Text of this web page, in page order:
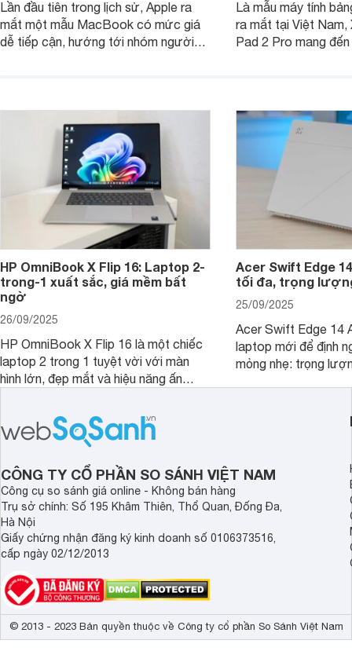
Lần đầu tiên trong lịch sử, Apple ra
mắt một mẫu MacBook có mức giá
dễ tiếp cận, hướng tới nhóm người
hút sự quan tâm lớn từ thị trường.
Là mẫu máy tính
ra mắt tại Việt Nam,
Pad 2 Pro mang
HP OmniBook X Flip 16: Laptop 2-
trong-1 xuất sắc, giá mềm bất
ngờ
26/09/2025
HP OmniBook X Flip 16 là một chiếc
laptop 2 trong 1 tuyệt vời với màn
hình lớn, đẹp mắt và hiệu năng ấn
mức giá vô cùng hấp dẫn, biến nó trở
thành một lựa chọn “đáng đồng tiền
bát gạo” trên thị trường.
Acer Swift Edge
tối đa, trọng
25/09/2025
Acer Swift Edge 14
laptop mới để định
mỏng nhẹ: trọng
năng AI hàng đầu,
CÔNG TY CỔ PHẦN SO SÁNH VIỆT NAM
Công cụ so sánh giá online - Không bán hàng
Trụ sở chính: Số 195 Khâm Thiên, Thổ Quan, Đống Đa,
Hà Nội
Giấy chứng nhận đăng ký kinh doanh số 0106373516,
cấp ngày 02/12/2013
© 2013 - 2023 Bản quyền thuộc về Công ty cổ phần So Sánh Việt Nam